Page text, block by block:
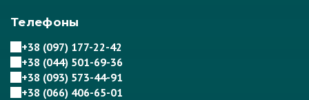
Телефоны
+38 (097) 177-22-42
+38 (044) 501-69-36
+38 (093) 573-44-91
+38 (066) 406-65-01